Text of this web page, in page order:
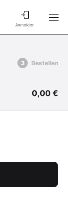
Anmelden
Bestellen
0,00 €